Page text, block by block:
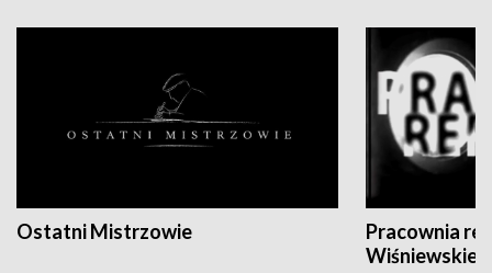
Ostatni Mistrzowie
Pracownia